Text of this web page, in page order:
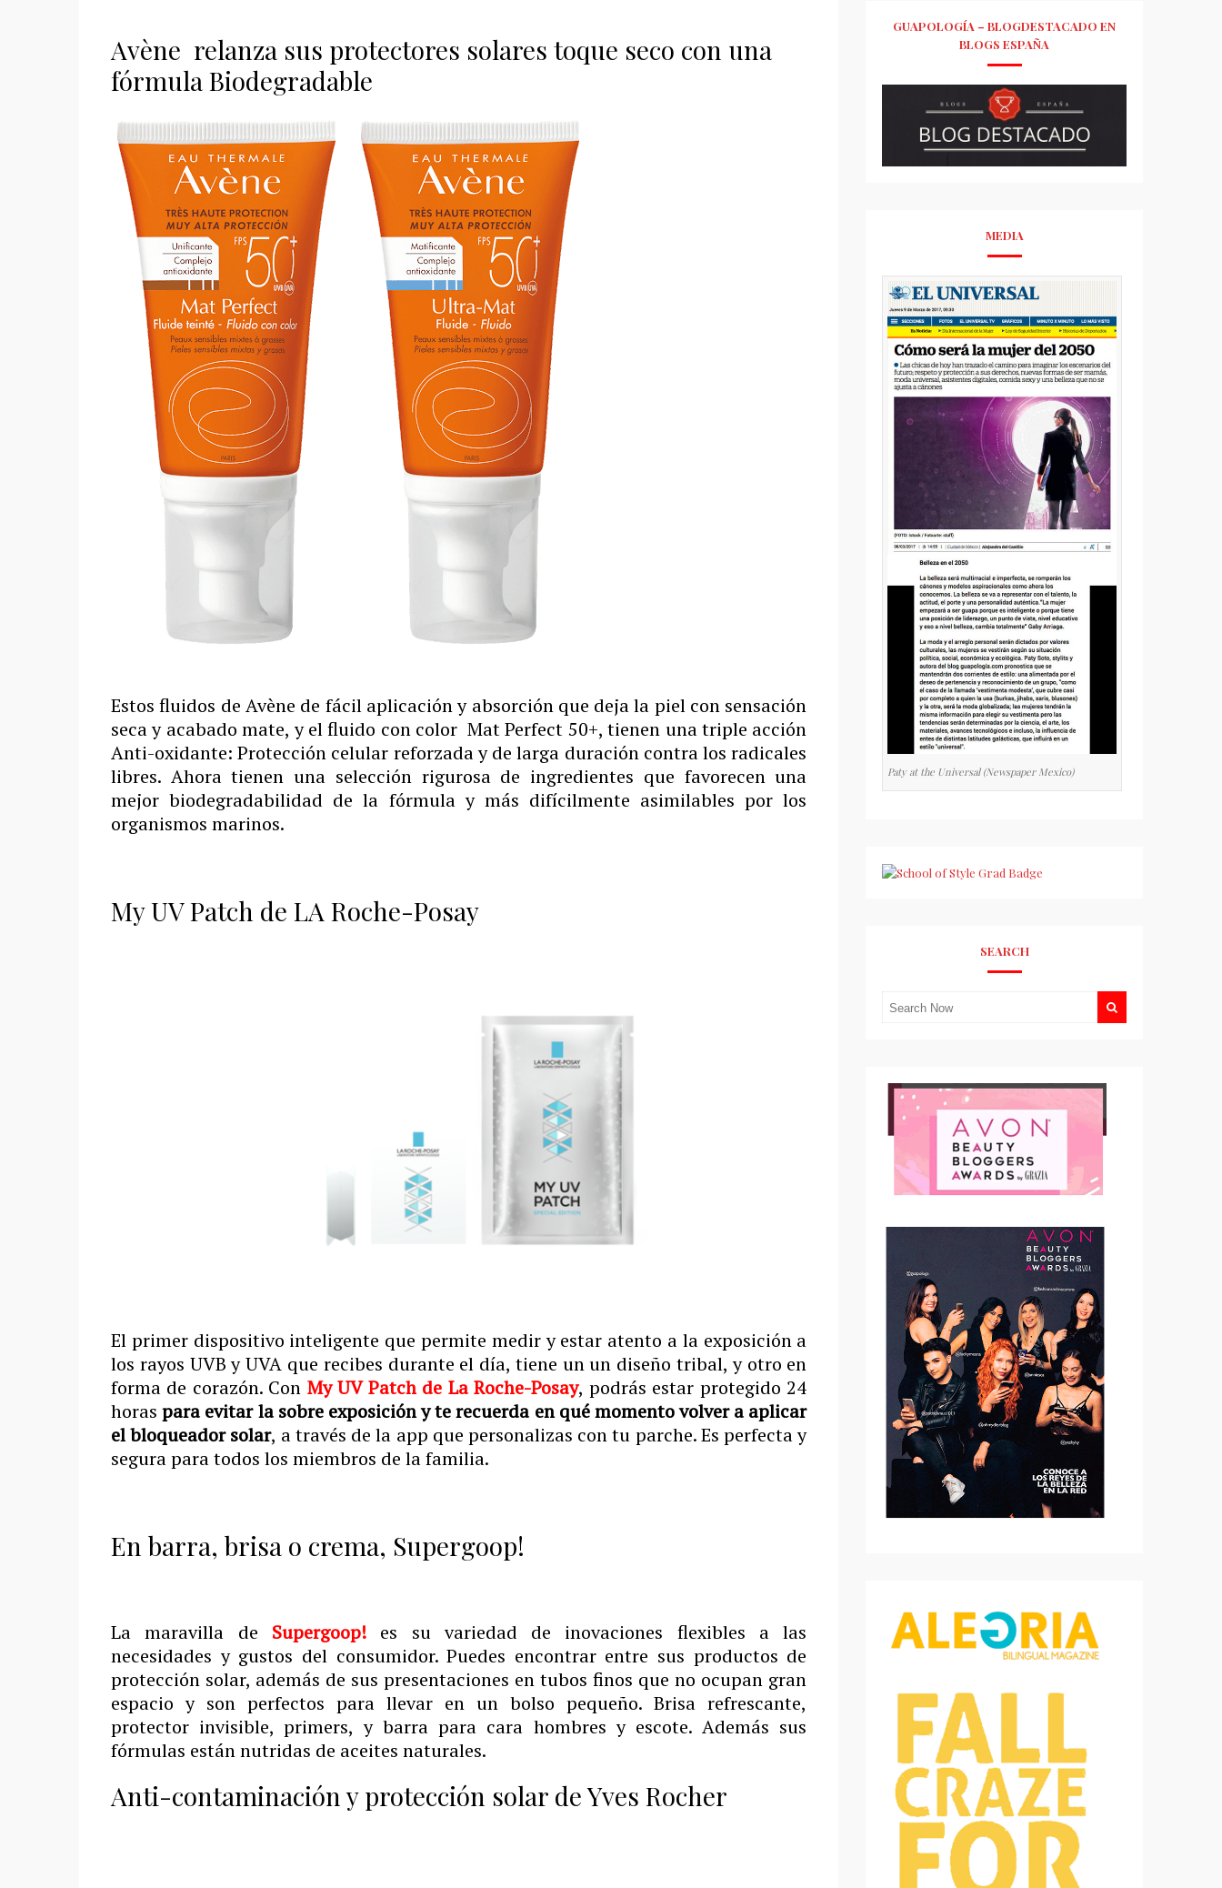
Avène relanza sus protectores solares toque seco con una
fórmula Biodegradable
Estos fluidos de Avène de fácil aplicación y absorción que deja la piel con sensación
seca y acabado mate, y el fluido con color Mat Perfect 50+, tienen una triple acción
Anti-oxidante: Protección celular reforzada y de larga duración contra los radicales
libres. Ahora tienen una selección rigurosa de ingredientes que favorecen una
mejor biodegradabilidad de la fórmula y más difícilmente asimilables por los
organismos marinos.
My UV Patch de LA Roche-Posay
El primer dispositivo inteligente que permite medir y estar atento a la exposición a
los rayos UVB y UVA que recibes durante el día, tiene un un diseño tribal, y otro en
forma de corazón. Con My UV Patch de La Roche-Posay, podrás estar protegido 24
horaspara evitar la sobre exposición y te recuerda en qué momento volver a aplicar
el bloqueador solar, a través de la app que personalizas con tu parche. Es perfecta y
segura para todos los miembros de la familia.
En barra, brisa o crema, Supergoop!
La maravilla de Supergoop! es su variedad de inovaciones flexibles a las
necesidades y gustos del consumidor. Puedes encontrar entre sus productos de
protección solar, además de sus presentaciones en tubos finos que no ocupan gran
espacio y son perfectos para llevar en un bolso pequeño. Brisa refrescante,
protector invisible, primers, y barra para cara hombres y escote. Además sus
fórmulas están nutridas de aceites naturales.
Anti-contaminación y protección solar de Yves Rocher
GUAPOLOGÍA – BLOGDESTACADO EN
BLOGS ESPAÑA
MEDIA
Paty at the Universal (Newspaper Mexico)
SEARCH